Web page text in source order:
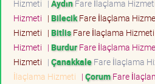
Hizmeti | AydınFare İlaçlama Hizmeti
Hizmeti | BilecikFare İlaçlama
Hizmeti | BitlisFare İlaçlama Hizmeti
Hizmeti | BurdurFare İlaçlama
Hizmeti | ÇanakkaleFare İlaçlama
İlaçlama Hizmeti | ÇorumFare